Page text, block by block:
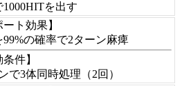
1000HITを出す
ート効果】
99%の確率で2ターン麻痺
条件】
で3体同時処理（2回）